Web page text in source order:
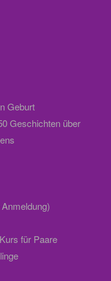
Geburt
Geschichten über
für Paare